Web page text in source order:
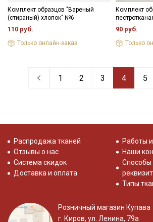
Комплект образцов "Вареный
(стираный) хлопок" №6
110 руб.
Только онлайн-заказ
Комплект
90 руб.
Только
1 2 3 4 5
Распродажа тканей
Отзывы о нас
Система скидок
Доставка и оплата
Работы
Наши
Способы
Типы
Розничный магазин Купава
г. Киров, ул. Ленина, 79а